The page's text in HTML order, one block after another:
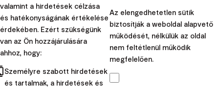
kevesebbet nyerhet
Naponta lehetünk szemtanúi
a befektetők azon fölösleges
törekvésének, hogy időzítsék
saját befektetéseiket. Sok
valamint a hirdetések célzása
és hatékonyságának értékelése
érdekében. Ezért szükségünk
van az Ön hozzájárulására
ahhoz, hogy:
Személyre szabott hirdetések
és tartalmak, a hirdetések és
Az elengedhetetlen sütik
biztosítják a weboldal alapvető
működését, nélkülük az oldal
nem feltétlenül működik
megfelelően.